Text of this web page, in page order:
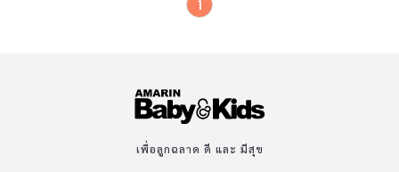
(รัชกาลที่ 5) ได้รับการสถาปนาขึ้นในวันที่ 8 มีนาคม พ.ศ. 2425 ใน
ขณะนั้นเรียกว่า “โรงเรียนพระตำหนักสวนกุหลาบ” มีทั้งระบบการ
สีชมพู เป็นสีประจำวันพระราชสมภพในพระบาทสมเด็จพระ
เพื่อลูกฉลาด ดี และ มีสุข